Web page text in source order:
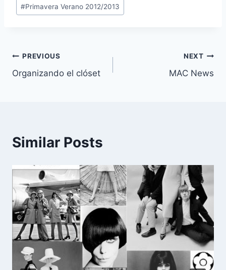
#Primavera Verano 2012/2013
Navegación
de
PREVIOUS
Organizando el clóset
NEXT
MAC News
Similar Posts